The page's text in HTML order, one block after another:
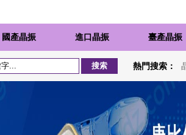
國產晶振 進口晶振 臺產晶振
熱門搜索：